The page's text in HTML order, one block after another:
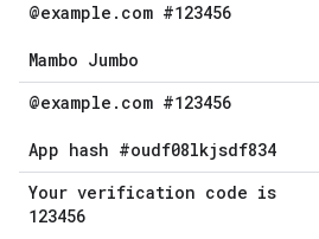
@example . com #123456
Mambo Jumbo
@example . com #123456
App hash #oudf08lkjsdf834
Your verification code is
123456